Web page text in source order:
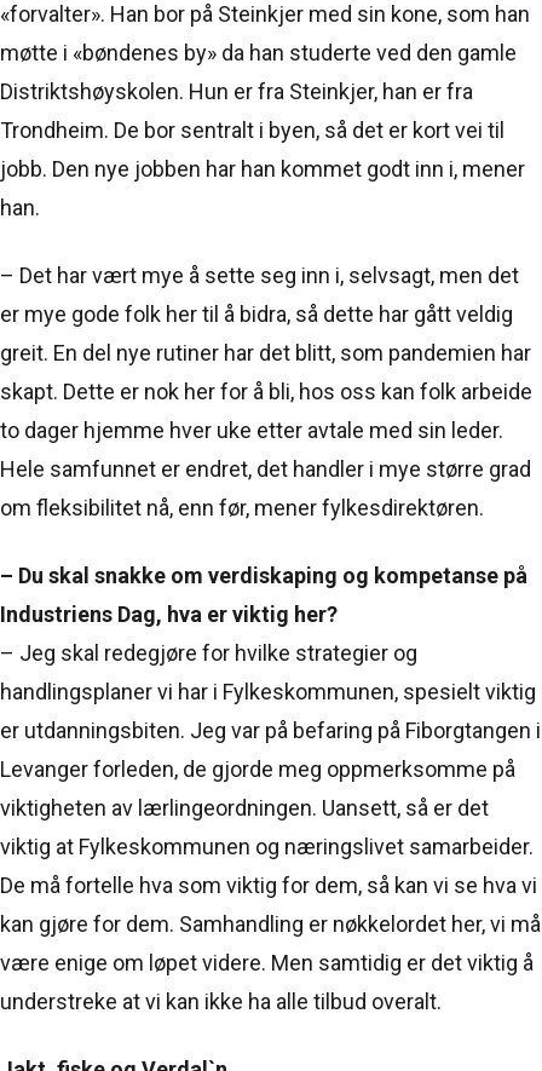
«forvalter». Han bor på Steinkjer med sin kone, som han
møtte i «bøndenes by» da han studerte ved den gamle
Distriktshøyskolen. Hun er fra Steinkjer, han er fra
Trondheim. De bor sentralt i byen, så det er kort vei til
jobb. Den nye jobben har han kommet godt inn i, mener
han.
– Det har vært mye å sette seg inn i, selvsagt, men det
er mye gode folk her til å bidra, så dette har gått veldig
greit. En del nye rutiner har det blitt, som pandemien har
skapt. Dette er nok her for å bli, hos oss kan folk arbeide
to dager hjemme hver uke etter avtale med sin leder.
Hele samfunnet er endret, det handler i mye større grad
om fleksibilitet nå, enn før, mener fylkesdirektøren.
– Du skal snakke om verdiskaping og kompetanse på
Industriens Dag, hva er viktig her?
– Jeg skal redegjøre for hvilke strategier og
handlingsplaner vi har i Fylkeskommunen, spesielt viktig
er utdanningsbiten. Jeg var på befaring på Fiborgtangen i
Levanger forleden, de gjorde meg oppmerksomme på
viktigheten av lærlingeordningen. Uansett, så er det
viktig at Fylkeskommunen og næringslivet samarbeider.
De må fortelle hva som viktig for dem, så kan vi se hva vi
kan gjøre for dem. Samhandling er nøkkelordet her, vi må
være enige om løpet videre. Men samtidig er det viktig å
understreke at vi kan ikke ha alle tilbud overalt.